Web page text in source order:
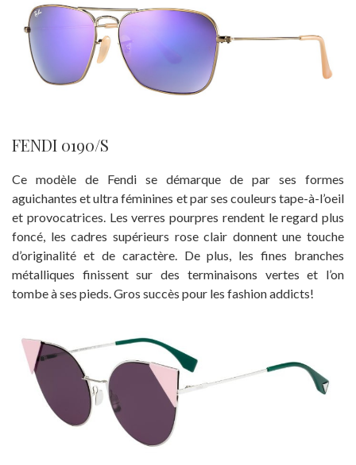
FENDI 0190/S
Ce modèle de Fendi se démarque de par ses formes
aguichantes et ultra féminines et par ses couleurs tape-à-l’oeil
et provocatrices. Les verres pourpres rendent le regard plus
foncé, les cadres supérieurs rose clair donnent une touche
d’originalité et de caractère. De plus, les fines branches
métalliques finissent sur des terminaisons vertes et l’on
tombe à ses pieds. Gros succès pour les fashion addicts!